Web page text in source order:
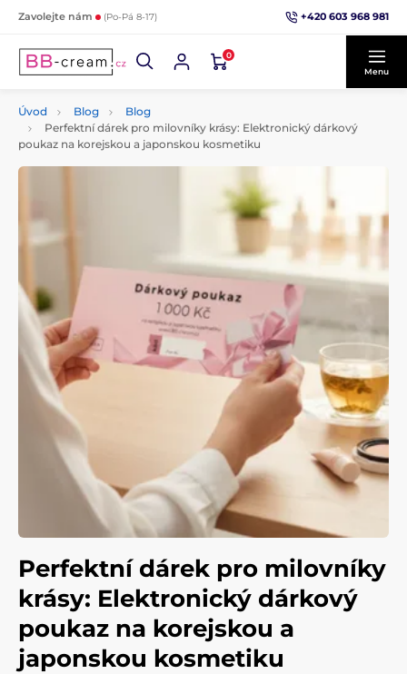
Zavolejte nám (Po-Pá 8-17) +420 603 968 981
0
Menu
Úvod Blog
Blog
Perfektní dárek pro milovníky krásy: Elektronický dárkový
poukaz na korejskou a japonskou kosmetiku
Perfektní dárek pro milovníky
krásy: Elektronický dárkový
poukaz na korejskou a
japonskou kosmetiku